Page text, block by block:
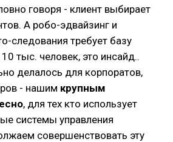
говоря - клиент выбирает
А робо-эдвайзинг и
следования требует базу
тыс. человек, это инсайд..
делалось для корпоратов,
- нашим крупным
, для тех кто использует
системы управления
совершенствовать эту